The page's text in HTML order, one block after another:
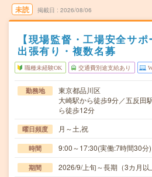
未読 掲載日 2026/08/06
【現場監督・工場安全サ
出張有り・複数名募
職種未経験OK 交通費別途支給あり
勤務地
東京都品川区
大崎駅から徒歩9分／五反田
ら徒歩12分
曜日頻度 月～土,祝
時間 9:00～17:30(実働:7時間30分
期間 2026/9/上旬～長期（3カ月